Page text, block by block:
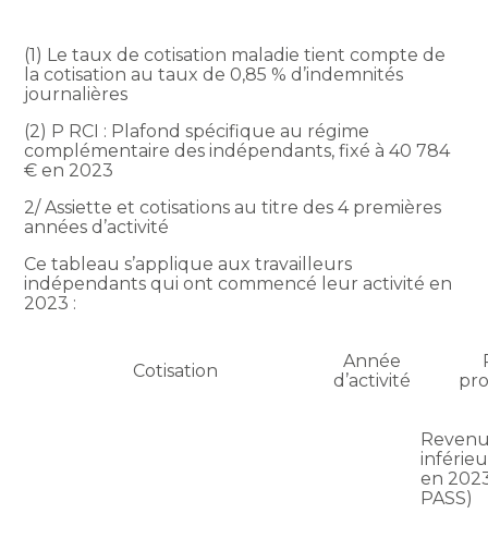
(1) Le taux de cotisation maladie tient compte de
la cotisation au taux de 0,85 % d’indemnités
journalières
(2) P RCI : Plafond spécifique au régime
complémentaire des indépendants, fixé à 40 784
€ en 2023
2/ Assiette et cotisations au titre des 4 premières
années d’activité
Ce tableau s’applique aux travailleurs
indépendants qui ont commencé leur activité en
2023 :
Cotisation
Année
d’activité
en
PASS)